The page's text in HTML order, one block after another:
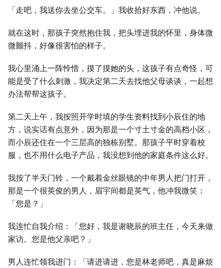
「走吧，我送你去坐公交车。」我收拾好东西，冲他说。
就在这时，那孩子突然抱住我，把头埋进我的怀里，身体微
微颤抖，好像很害怕的样子。
我心里涌上一阵怜惜，摸了摸她的头，这孩子有点奇怪，可
能是受了什么刺激，我决定第二天去找他父母谈谈，一起想
办法帮帮这孩子。
第二天上午，我按照开学时填的学生资料找到小辰住的地
方，说实话有点意外，因为那是一个寸土寸金的高档小区，
而小辰还住在一个三层高的独栋别墅。那孩子平时穿着校
服，也不用什么电子产品，我没想到他的家庭条件这么好。
我按了半天门铃，一个戴着金丝眼镜的中年男人把门打开，
那是一个很英俊的男人，眉宇间都是英气，他冲我微笑：
「您是？」
我连忙自我介绍：「您好，我是谢晓辰的班主任，今天来做
家访。您是他父亲吧？」
男人连忙领我进门：「请进请进，您是林老师吧，真是麻烦